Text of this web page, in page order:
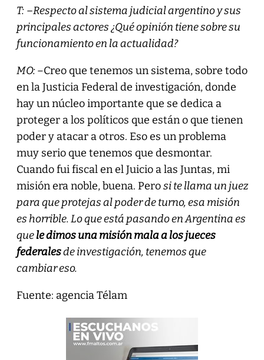
T:–Respecto al sistema judicial argentino y sus
principales actores ¿Qué opinión tiene sobre su
funcionamiento en la actualidad?
MO: –Creo que tenemos un sistema, sobre todo
en la Justicia Federal de investigación, donde
hay un núcleo importante que se dedica a
proteger a los políticos que están o que tienen
poder y atacar a otros. Eso es un problema
muy serio que tenemos que desmontar.
Cuando fui fiscal en el Juicio a las Juntas, mi
misión era noble, buena. Perosi te llama un juez
para que protejas al poder de turno, esa misión
es horrible. Lo que está pasando en Argentina es
quele dimos una misión mala a los jueces
federalesde investigación, tenemos que
cambiar eso.
Fuente: agencia Télam